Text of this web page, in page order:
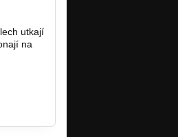
utkají
na